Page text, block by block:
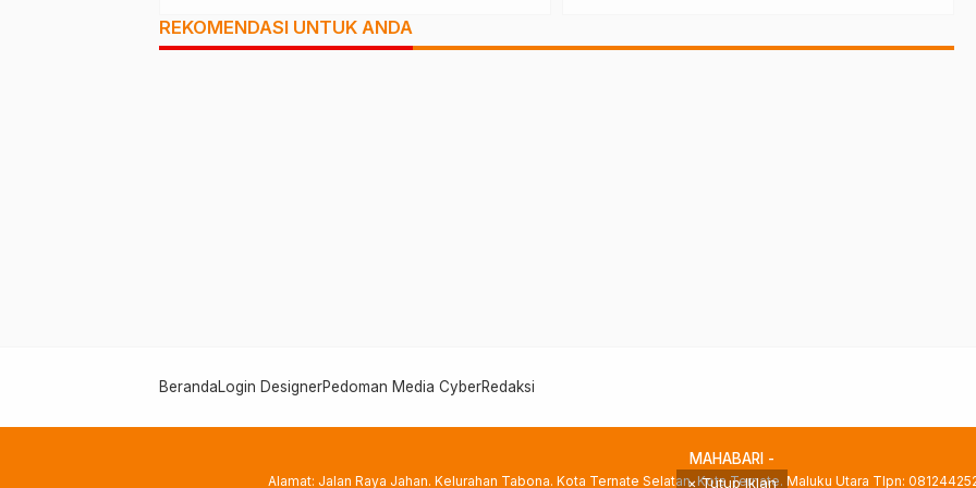
REKOMENDASI UNTUK ANDA
BerandaLogin DesignerPedoman Media CyberRedaksi
MAHABARI -
Alamat: Jalan Raya Jahan. Kelurahan Tabona. Kota Ternate Selatan. Kota Ternate. Maluku Utara Tlpn:
× Tutup Iklan